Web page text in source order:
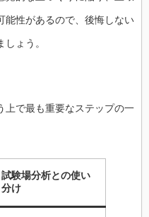
能性があるので、後悔しない
ょう。
上で最も重要なステップの一
試験場分析との使い
分け